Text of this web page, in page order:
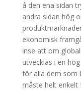
å den ena sidan
andra sidan hög
ekonomisk
inse att om
utvecklas i en
för alla dem som
måste helt enkelt